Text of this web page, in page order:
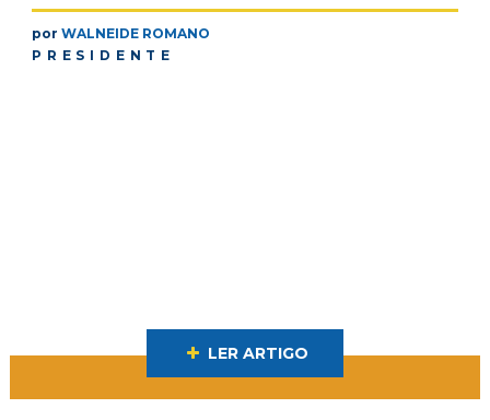
por WALNEIDE ROMANO
PRESIDENTE
LER ARTIGO